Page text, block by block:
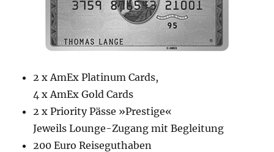
2 x AmEx Platinum Cards,
4 x AmEx Gold Cards
2 x Priority Pässe »Prestige«
Jeweils Lounge-Zugang mit Begleitung
200 Euro Reiseguthaben